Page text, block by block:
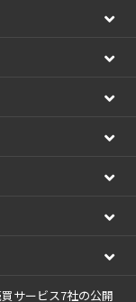
サービス7社の公開